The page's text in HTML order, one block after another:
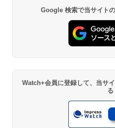
Google 検索で当サイト
Watch+会員に登録して、当サ
る